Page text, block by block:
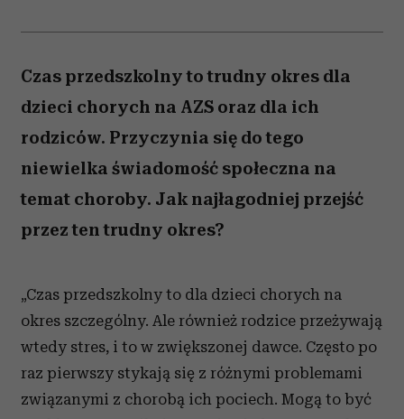
Czas przedszkolny to trudny okres dla
dzieci chorych na AZS oraz dla ich
rodziców. Przyczynia się do tego
niewielka świadomość społeczna na
temat choroby. Jak najłagodniej przejść
przez ten trudny okres?
„Czas przedszkolny to dla dzieci chorych na
okres szczególny. Ale również rodzice przeżywają
wtedy stres, i to w zwiększonej dawce. Często po
raz pierwszy stykają się z różnymi problemami
związanymi z chorobą ich pociech. Mogą to być